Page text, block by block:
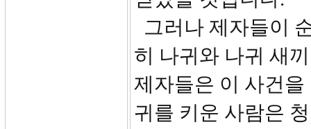
그러나 제자들이
히 나귀와 나귀 새
제자들은 이 사건
귀를 키운 사람은